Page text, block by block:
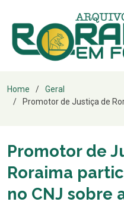
Home
Geral
Promotor de Justiça de
Promotor de
Roraima
no CNJ sobre